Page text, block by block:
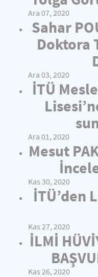
Ara 07, 2020
Sahar
Doktora
Ara 03, 2020
İTÜ
Ara 01, 2020
Mesut
Kas 30, 2020
İTÜ’den
Kas 27, 2020
İLMİ
Kas 26, 2020